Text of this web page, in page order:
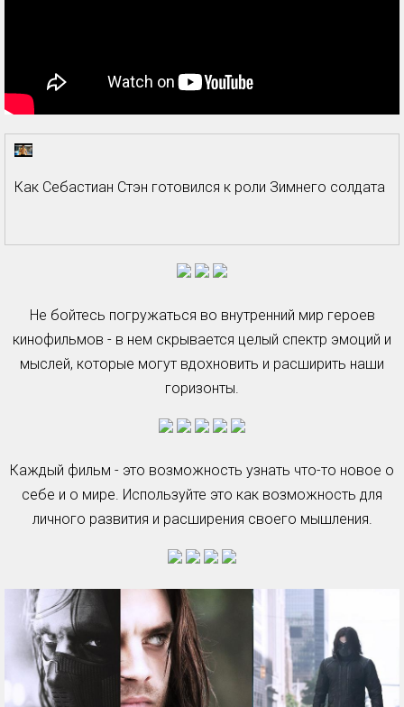
Как Себастиан Стэн готовился к роли Зимнего солдата
Не бойтесь погружаться во внутренний мир героев
кинофильмов - в нем скрывается целый спектр эмоций и
мыслей, которые могут вдохновить и расширить наши
горизонты.
Каждый фильм - это возможность узнать что-то новое о
себе и о мире. Используйте это как возможность для
личного развития и расширения своего мышления.